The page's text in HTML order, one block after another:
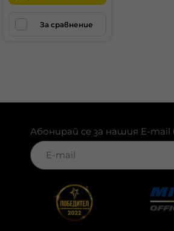
За сравнение
Абонирай се за нашия E-